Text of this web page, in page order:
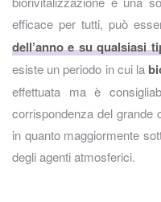
efficace per tutti, può
dell’anno e su qualsiasi
esiste un periodo in cui la
effettuata ma è
corrispondenza del grande
in quanto maggiormente
degli agenti atmosferici.